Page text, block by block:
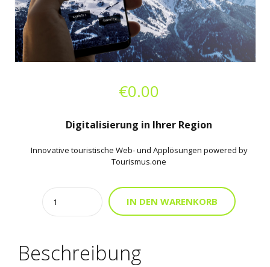
€0.00
Digitalisierung in Ihrer Region
Innovative touristische Web- und Applösungen powered by
Tourismus.one
Quantity
IN DEN WARENKORB
Beschreibung